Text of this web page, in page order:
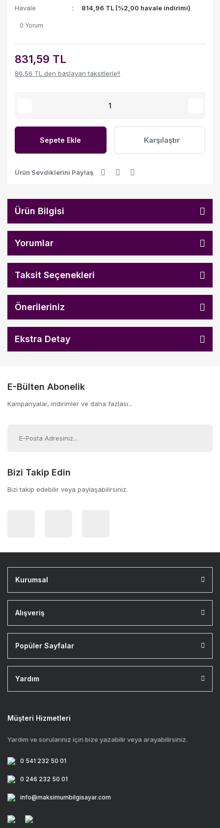
Havale
814,96 TL (%2,00 havale indirimi)
0 Yorum
831,59 TL
80,56 TL den başlayan taksitlerle!!
Sepete Ekle Karşılaştır
Ürün Sevdiklerini Paylaş
Ürün Bilgisi
Yorumlar
Taksit Seçenekleri
Önerileriniz
Ekstra Detay
E-Bülten Abonelik
Kampanyalar, indirimler ve daha fazlası...
Bizi Takip Edin
Bizi takip edebilir veya paylaşabilirsiniz.
Kurumsal
Alışveriş
Popüler Sayfalar
Yardım
Müşteri Hizmetleri
Yardım ve sorularınız için bize yazabilir veya arayabilirsiniz.
0 541 232 50 01
0 246 232 50 01
info@maksimumbilgisayar.com